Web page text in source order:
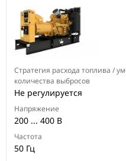
Стратегия расхода топлива /
количества выбросов
Не регулируется
Напряжение
200 ... 400 В
Частота
50 Гц